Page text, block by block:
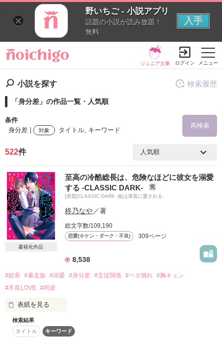
野いちご - 小説アプリ
話題の小説が読み放題！
無料
入手
メニュー
ジュニア文庫 ログイン
小説を探す
「身分差」の作品一覧・人気順
条件
身分差 |
対象 タイトル, キーワード
再検索
検索ワード
を含む
詳しく検索
検索対象
キーワード
あらすじ
ジャンル
感想
検索履歴
522件
書籍化作品
至高の冷酷総長は、危険なほどに彼女を溺愛
する -CLASSIC DARK-
完
[原題]CLASSIC DARK -姫は漆黒に愛される-
柊乃なや／著
総文字数/109,190
恋愛(キケン・ダーク・不良) 309ページ
8,538
#総長 #暴走族 #溺愛 #身分差 #主従関係 #ベタ惚れ #胸キュン
#不良LOVE #同居
表紙を見る
ここは格式と伝統を重んじる、由緒正しき街
検索結果
タイトル
キーワード